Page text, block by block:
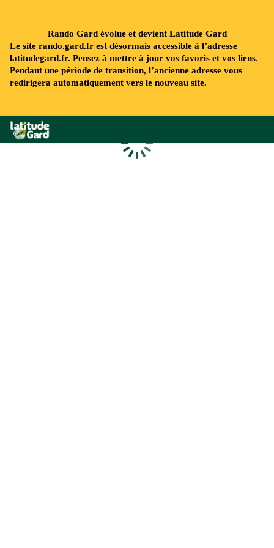
Rando Gard évolue et devient Latitude Gard
Le site rando.gard.fr est désormais accessible à l’adresse
latitudegard.fr. Pensez à mettre à jour vos favoris et vos liens.
Pendant une période de transition, l’ancienne adresse vous
redirigera automatiquement vers le nouveau site.
Rando Gard
Chargement